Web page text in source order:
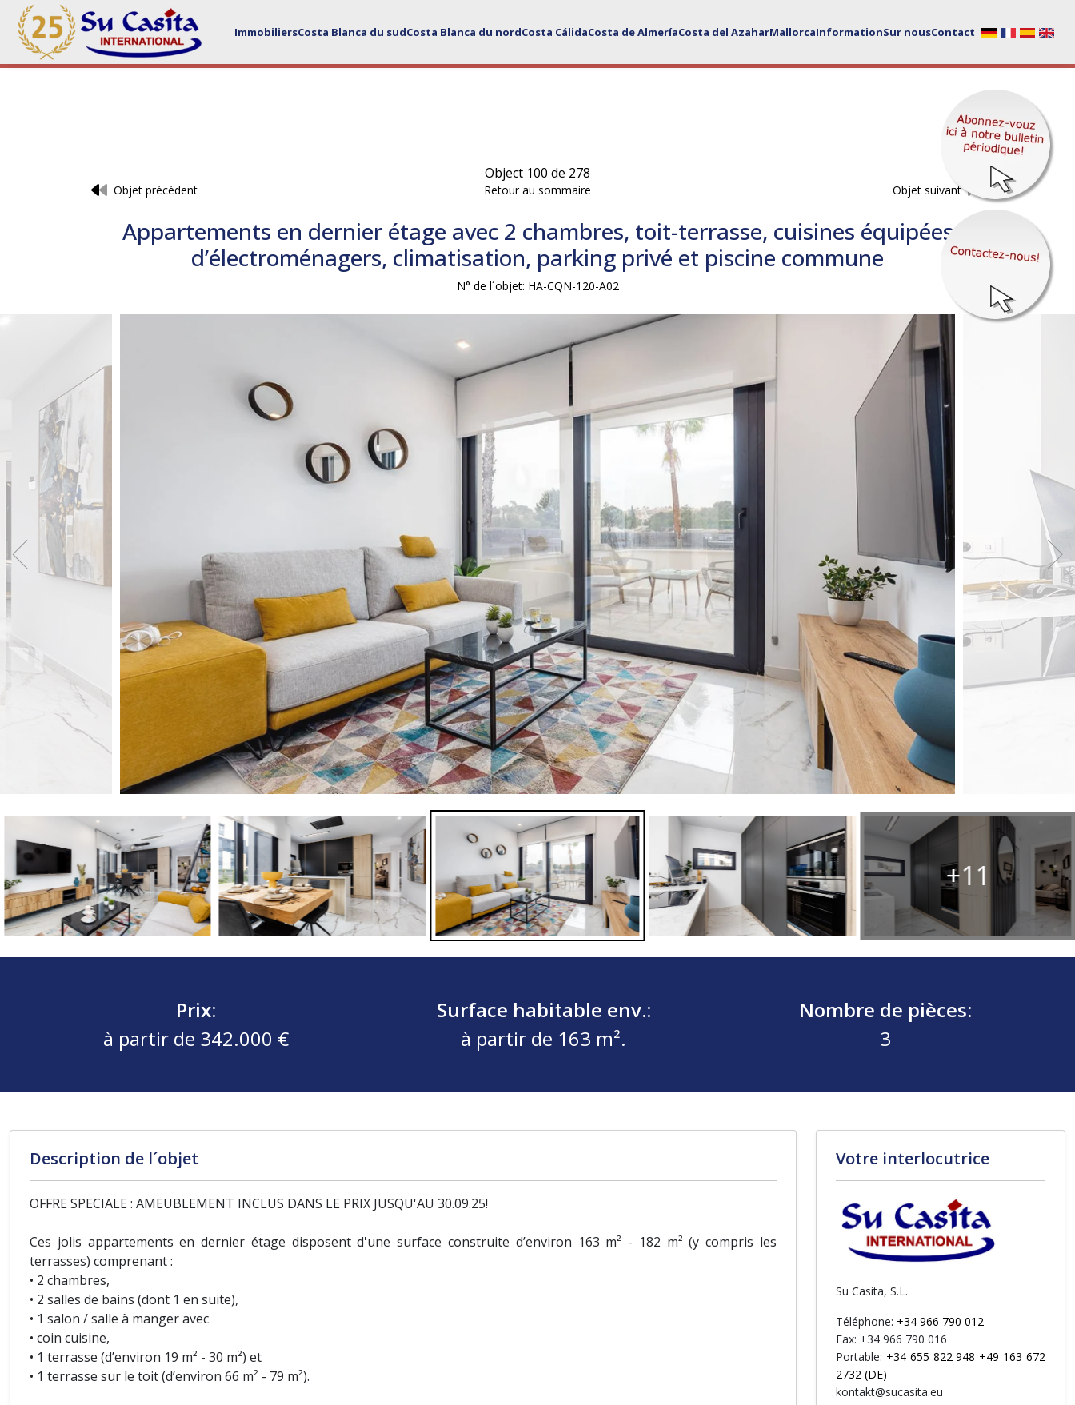
ImmobiliersCosta Blanca du sudCosta Blanca du nordCosta CálidaCosta de AlmeríaCosta del AzaharMallorcaInformationSur nousContact
Object 100 de 278
Objet suivant
Objet précédent Retour au sommaire
Appartements en dernier étage avec 2 chambres, toit-terrasse, cuisines équipées
d’électroménagers, climatisation, parking privé et piscine commune
N° de l´objet: HA-CQN-120-A02
+11
Prix:
à partir de 342.000 €
Surface habitable env.:
à partir de 163 m².
Nombre de pièces:
3
Description de l´objet
OFFRE SPECIALE : AMEUBLEMENT INCLUS DANS LE PRIX JUSQU'AU 30.09.25!
Ces jolis appartements en dernier étage disposent d'une surface construite d’environ 163 m² - 182 m² (y compris les
terrasses) comprenant :
• 2 chambres,
• 2 salles de bains (dont 1 en suite),
• 1 salon / salle à manger avec
• coin cuisine,
• 1 terrasse (d’environ 19 m² - 30 m²) et
• 1 terrasse sur le toit (d’environ 66 m² - 79 m²).
Votre interlocutrice
Su Casita, S.L.
Téléphone: +34 966 790 012
Fax: +34 966 790 016
Portable: +34 655 822 948 +49 163 672
2732 (DE)
kontakt@sucasita.eu